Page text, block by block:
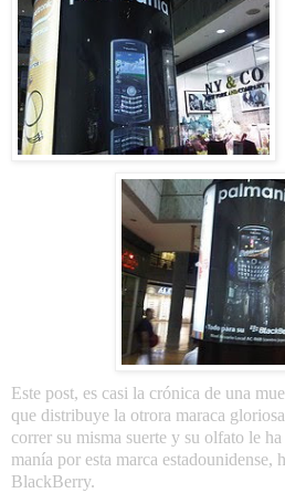
Este post, es casi la crónica de una
que distribuye la otrora maraca
correr su misma suerte y su olfato le
manía por esta marca estadounidense,
BlackBerry.